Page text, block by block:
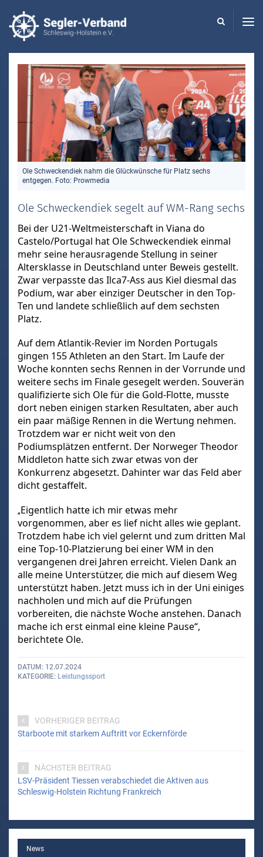
Ole Schweckendiek nahm die Glückwünsche für Platz sechs
entgegen. Foto: Prowmedia
Ole Schweckendiek segelt auf WM-Rang sechs
Bei der U21-Weltmeisterschaft in Viana do
Castelo/Portugal hat Ole Schweckendiek einmal
mehr seine herausragende Stellung in seiner
Altersklasse in Deutschland unter Beweis gestellt.
Zwar verpasste das Ilca7-Ass aus Kiel diesmal das
Podium, war aber einziger Deutscher in den Top-
Ten und landete schließlich auf dem sechsten
Platz.
Auf dem Atlantik-Revier im Norden Portugals
gingen 155 Athleten an den Start. Im Laufe der
Woche konnten sechs Rennen in der Vorrunde und
weitere sechs im Finale gesegelt werden. Souverän
qualifizierte sich Ole für die Gold-Flotte, musste
dort neben einigen starken Resultaten, aber auch
ein paar mäßige Rennen in die Wertung nehmen.
Trotzdem war er nicht weit von den
Podiumsplätzen entfernt. Der Norweger Theodor
Middleton hatte sich zwar etwas von der
Konkurrenz abgesetzt. Dahinter war das Feld aber
dicht gestaffelt.
„Eigentlich hatte ich mir etwas mehr
vorgenommen, aber es lief nicht alles wie geplant.
Trotzdem habe ich viel gelernt und zum dritten Mal
eine Top-10-Platzierung bei einer WM in den
vergangenen drei Jahren erreicht. Vielen Dank an
alle meine Unterstützer, die mich auf diesem Weg
unterstützt haben. Jetzt muss ich in der Uni einiges
nachholen und mich auf die Prüfungen
vorbereiten, die nächste Woche anstehen. Danach
mache ich erst einmal eine kleine Pause“,
berichtete Ole.
DATUM
12.07.2024
KATEGORIE Leistungssport
VORHERIGER BEITRAG
Starboote mit starkem Auftritt vor Eckernförde
NÄCHSTER BEITRAG
LSV-Präsident Tiessen verabschiedet die Aktiven aus
Schleswig-Holstein Richtung Frankreich
MAINNews